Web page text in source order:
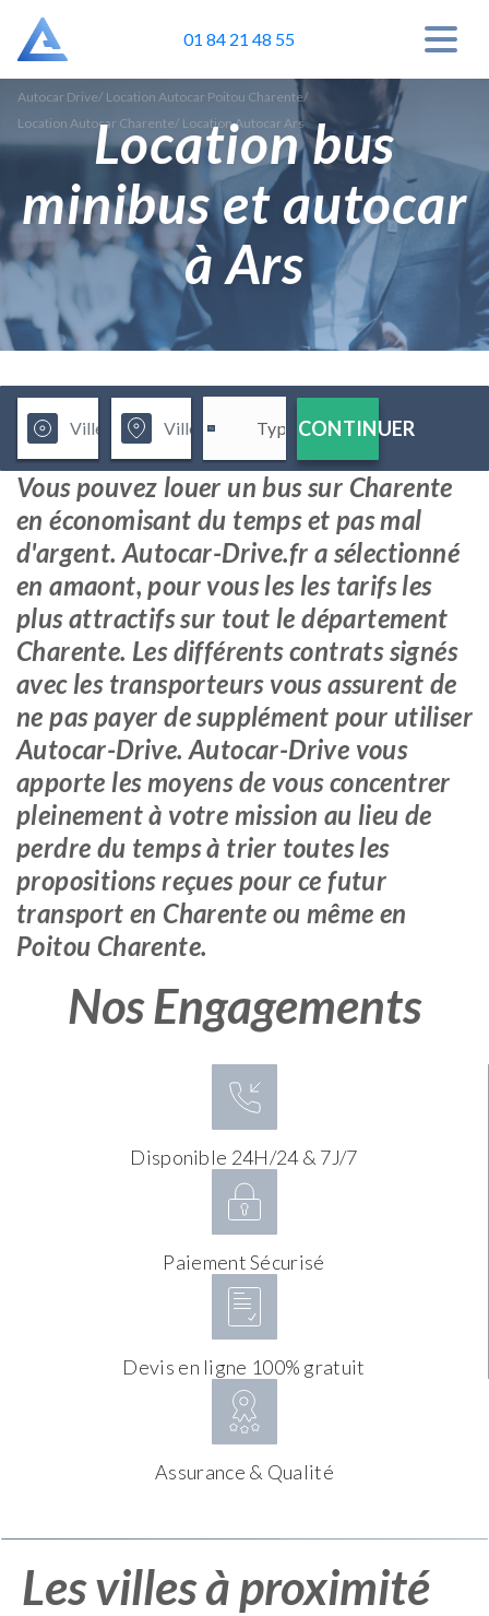
01 84 21 48 55
Autocar Drive/ Location Autocar Poitou Charente/
Location Autocar Charente/ Location Autocar Ars
Location bus
minibus et autocar
à Ars
CONTINUER
Vous pouvez louer un bus sur Charente
en économisant du temps et pas mal
d'argent. Autocar-Drive.fr a sélectionné
en amaont, pour vous les les tarifs les
plus attractifs sur tout le département
Charente. Les différents contrats signés
avec les transporteurs vous assurent de
ne pas payer de supplément pour utiliser
Autocar-Drive. Autocar-Drive vous
apporte les moyens de vous concentrer
pleinement à votre mission au lieu de
perdre du temps à trier toutes les
propositions reçues pour ce futur
transport en Charente ou même en
Poitou Charente.
Nos Engagements
Disponible 24H/24 & 7J/7
Paiement Sécurisé
Devis en ligne 100% gratuit
Assurance & Qualité
Les villes à proximité